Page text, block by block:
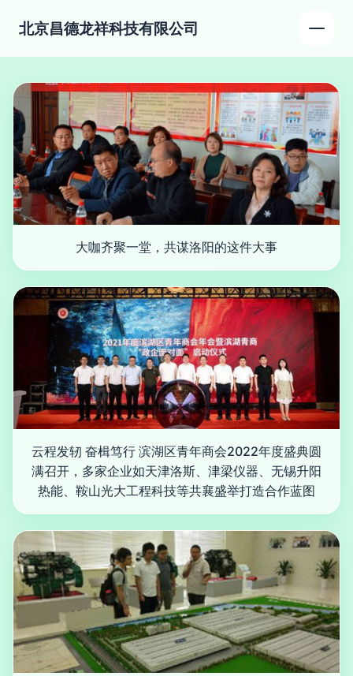
北京昌德龙祥科技有限公司
大咖齐聚一堂，共谋洛阳的这件大事
云程发轫 奋楫笃行 滨湖区青年商会2022年度盛典圆
满召开，多家企业如天津洛斯、津梁仪器、无锡升阳
热能、鞍山光大工程科技等共襄盛举打造合作蓝图